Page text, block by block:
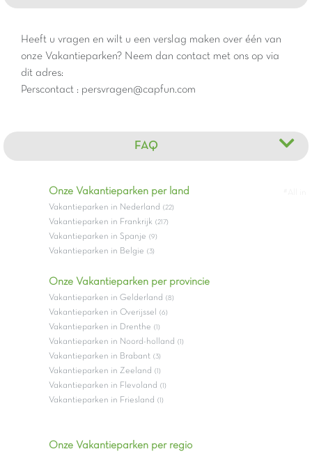
Heeft u vragen en wilt u een verslag maken over één van
onze Vakantieparken? Neem dan contact met ons op via
dit adres:
Perscontact : persvragen@capfun.com
FAQ
Onze Vakantieparken per land
Vakantieparken in Nederland (22)
Vakantieparken in Frankrijk (217)
Vakantieparken in Spanje (9)
Vakantieparken in Belgie (3)
Onze Vakantieparken per provincie
Vakantieparken in Gelderland (8)
Vakantieparken in Overijssel (6)
Vakantieparken in Drenthe (1)
Vakantieparken in Noord-holland (1)
Vakantieparken in Brabant (3)
Vakantieparken in Zeeland (1)
Vakantieparken in Flevoland (1)
Vakantieparken in Friesland (1)
Onze Vakantieparken per regio